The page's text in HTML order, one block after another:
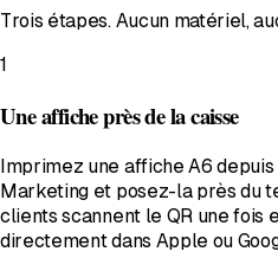
Trois étapes. Aucun matériel,
1
Une affiche près de la caisse
Imprimez une affiche A6
Marketing et posez-la près du
clients scannent le QR une fois
directement dans Apple ou